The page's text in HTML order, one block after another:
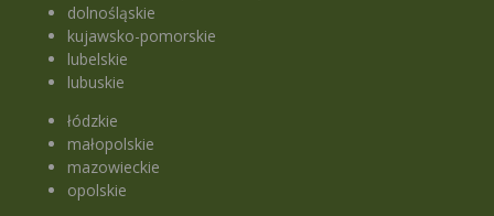
dolnośląskie
kujawsko-pomorskie
lubelskie
lubuskie
łódzkie
małopolskie
mazowieckie
opolskie